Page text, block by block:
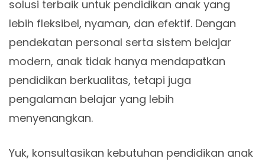
solusi terbaik untuk pendidikan anak yang
lebih fleksibel, nyaman, dan efektif. Dengan
pendekatan personal serta sistem belajar
modern, anak tidak hanya mendapatkan
pendidikan berkualitas, tetapi juga
pengalaman belajar yang lebih
menyenangkan.
Yuk, konsultasikan kebutuhan pendidikan anak